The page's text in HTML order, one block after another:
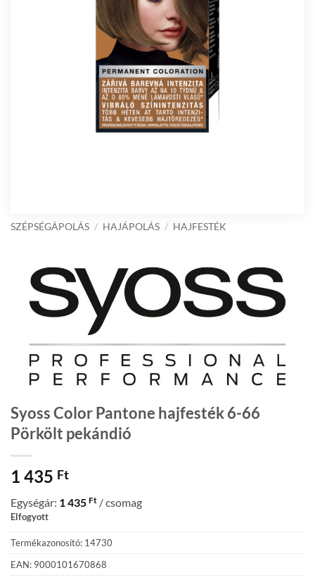
SZÉPSÉGÁPOLÁS / HAJÁPOLÁS / HAJFESTÉK
Syoss Color Pantone hajfesték 6-66
Pörkölt pekándió
1 435 Ft
Egységár: 1 435 Ft / csomag
Elfogyott
Termékazonosító: 14730
EAN: 9000101670868